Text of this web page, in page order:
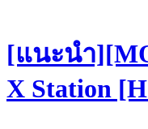
[แนะนำ
X Station